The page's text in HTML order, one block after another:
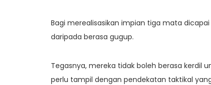
Bagi merealisasikan impian tiga mata
daripada berasa gugup.
Tegasnya, mereka tidak boleh berasa kerdil
perlu tampil dengan pendekatan taktikal